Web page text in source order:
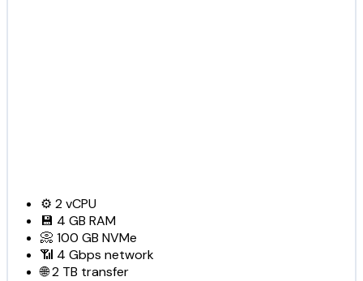
⚙️ 2vCPU
💾 4 GB RAM
📀 100 GB NVMe
📶 4 Gbps network
🌐2 TB transfer